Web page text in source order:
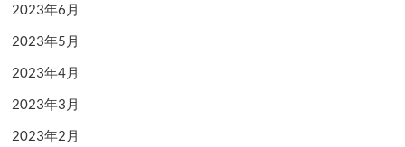
2023年6月
2023年5月
2023年4月
2023年3月
2023年2月